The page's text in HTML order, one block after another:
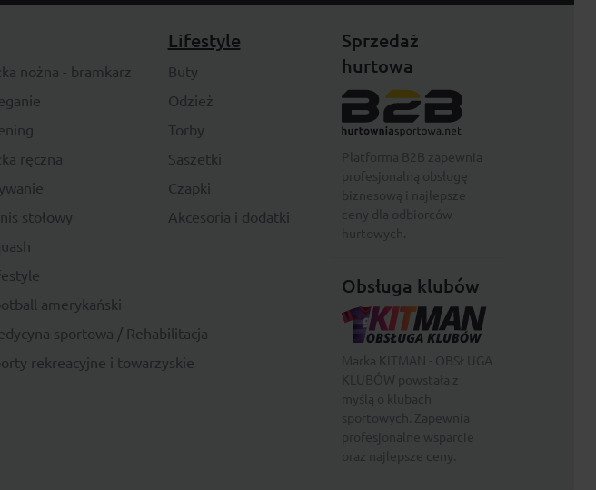
nożna - bramkarz
ręczna
stołowy
amerykański
sportowa / Rehabilitacja
rekreacyjne i towarzyskie
Lifestyle
Buty
Odzież
Torby
Saszetki
Czapki
Akcesoria i dodatki
Sprzedaż
hurtowa
Obsługa klubów